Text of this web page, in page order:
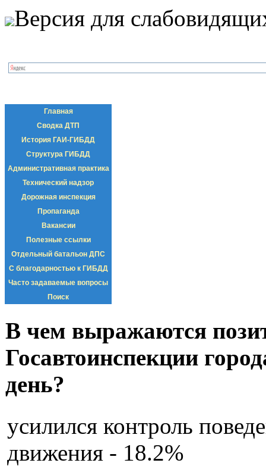
Версия для
Главная
Сводка ДТП
История ГАИ-ГИБДД
Структура ГИБДД
Административная практика
Технический надзор
Дорожная инспекция
Пропаганда
Вакансии
Полезные ссылки
Отдельный батальон ДПС
С благодарностью к ГИБДД
Часто задаваемые вопросы
Поиск
В чем выражаются
Госавтоинспекции
день?
усилился контроль
движения - 18.2%